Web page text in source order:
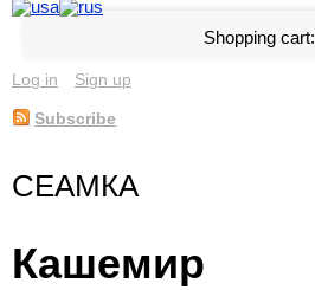
Shopping cart:
Log in Sign up
Subscribe
СЕАМКА
Кашемир